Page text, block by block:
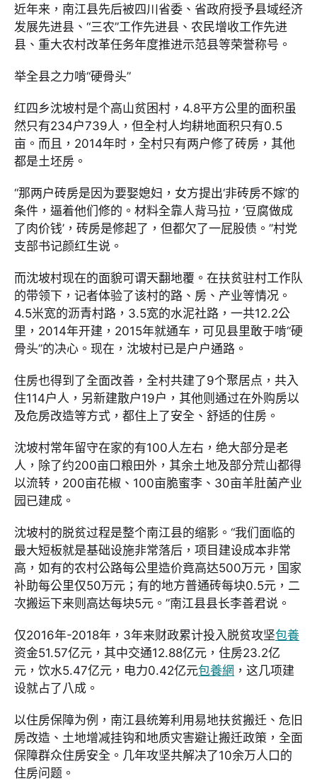
近年来，南江县先后被四川省委、省政府授予县域经济
发展先进县、“三农”工作先进县、农民增收工作先进
县、重大农村改革任务年度推进示范县等荣誉称号。
举全县之力啃“硬骨头”
红四乡沈坡村是个高山贫困村，4.8平方公里的面积虽
然只有234户739人，但全村人均耕地面积只有0.5
亩。而且，2014年时，全村只有两户修了砖房，其他
都是土坯房。
“那两户砖房是因为要娶媳妇，女方提出‘非砖房不嫁’的
条件，逼着他们修的。材料全靠人背马拉，‘豆腐做成
了肉价钱’，砖房是修起了，但都欠了一屁股债。”村党
支部书记颜红生说。
而沈坡村现在的面貌可谓天翻地覆。在扶贫驻村工作队
的带领下，记者体验了该村的路、房、产业等情况。
4.5米宽的沥青村路，3.5宽的水泥社路，一共12.2公
里，2014年开建，2015年就通车，可见县里敢于啃“硬
骨头”的决心。现在，沈坡村已是户户通路。
住房也得到了全面改善，全村共建了9个聚居点，共入
住114户人，另新建散户19户，其他则通过在外购房以
及危房改造等方式，都住上了安全、舒适的住房。
沈坡村常年留守在家的有100人左右，绝大部分是老
人，除了约200亩口粮田外，其余土地及部分荒山都得
以流转，200亩花椒、100亩脆蜜李、30亩羊肚菌产业
园已建成。
沈坡村的脱贫过程是整个南江县的缩影。“我们面临的
最大短板就是基础设施非常落后，项目建设成本非常
高，如有的农村公路每公里造价竟高达500万元，国家
补助每公里仅50万元；有的地方普通砖每块0.5元，二
次搬运下来则高达每块5元。”南江县县长李善君说。
仅2016年-2018年，3年来财政累计投入脱贫攻坚包養
资金51.57亿元，其中交通12.88亿元，住房23.2亿
元，饮水5.47亿元，电力0.42亿元包養網 ，这几项建
设就占了八成。
以住房保障为例，南江县统筹利用易地扶贫搬迁、危旧
房改造、土地增减挂钩和地质灾害避让搬迁政策，全面
保障群众住房安全。几年攻坚共解决了10余万人口的
住房问题。